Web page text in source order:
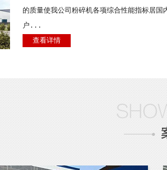
的质量使我公司粉碎机各项综合性能指标居国
户...
查看详情